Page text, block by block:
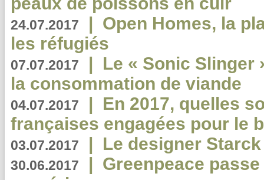
24.07.2017 | Open Homes, la
les réfugiés
07.07.2017 | Le « Sonic Slinger
la consommation de viande
04.07.2017 | En 2017, quelles
françaises engagées pour le
03.07.2017 | Le designer
30.06.2017 | Greenpeace